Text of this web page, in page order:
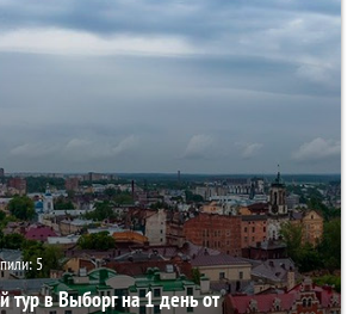
5
тур в Выборг на 1 день от